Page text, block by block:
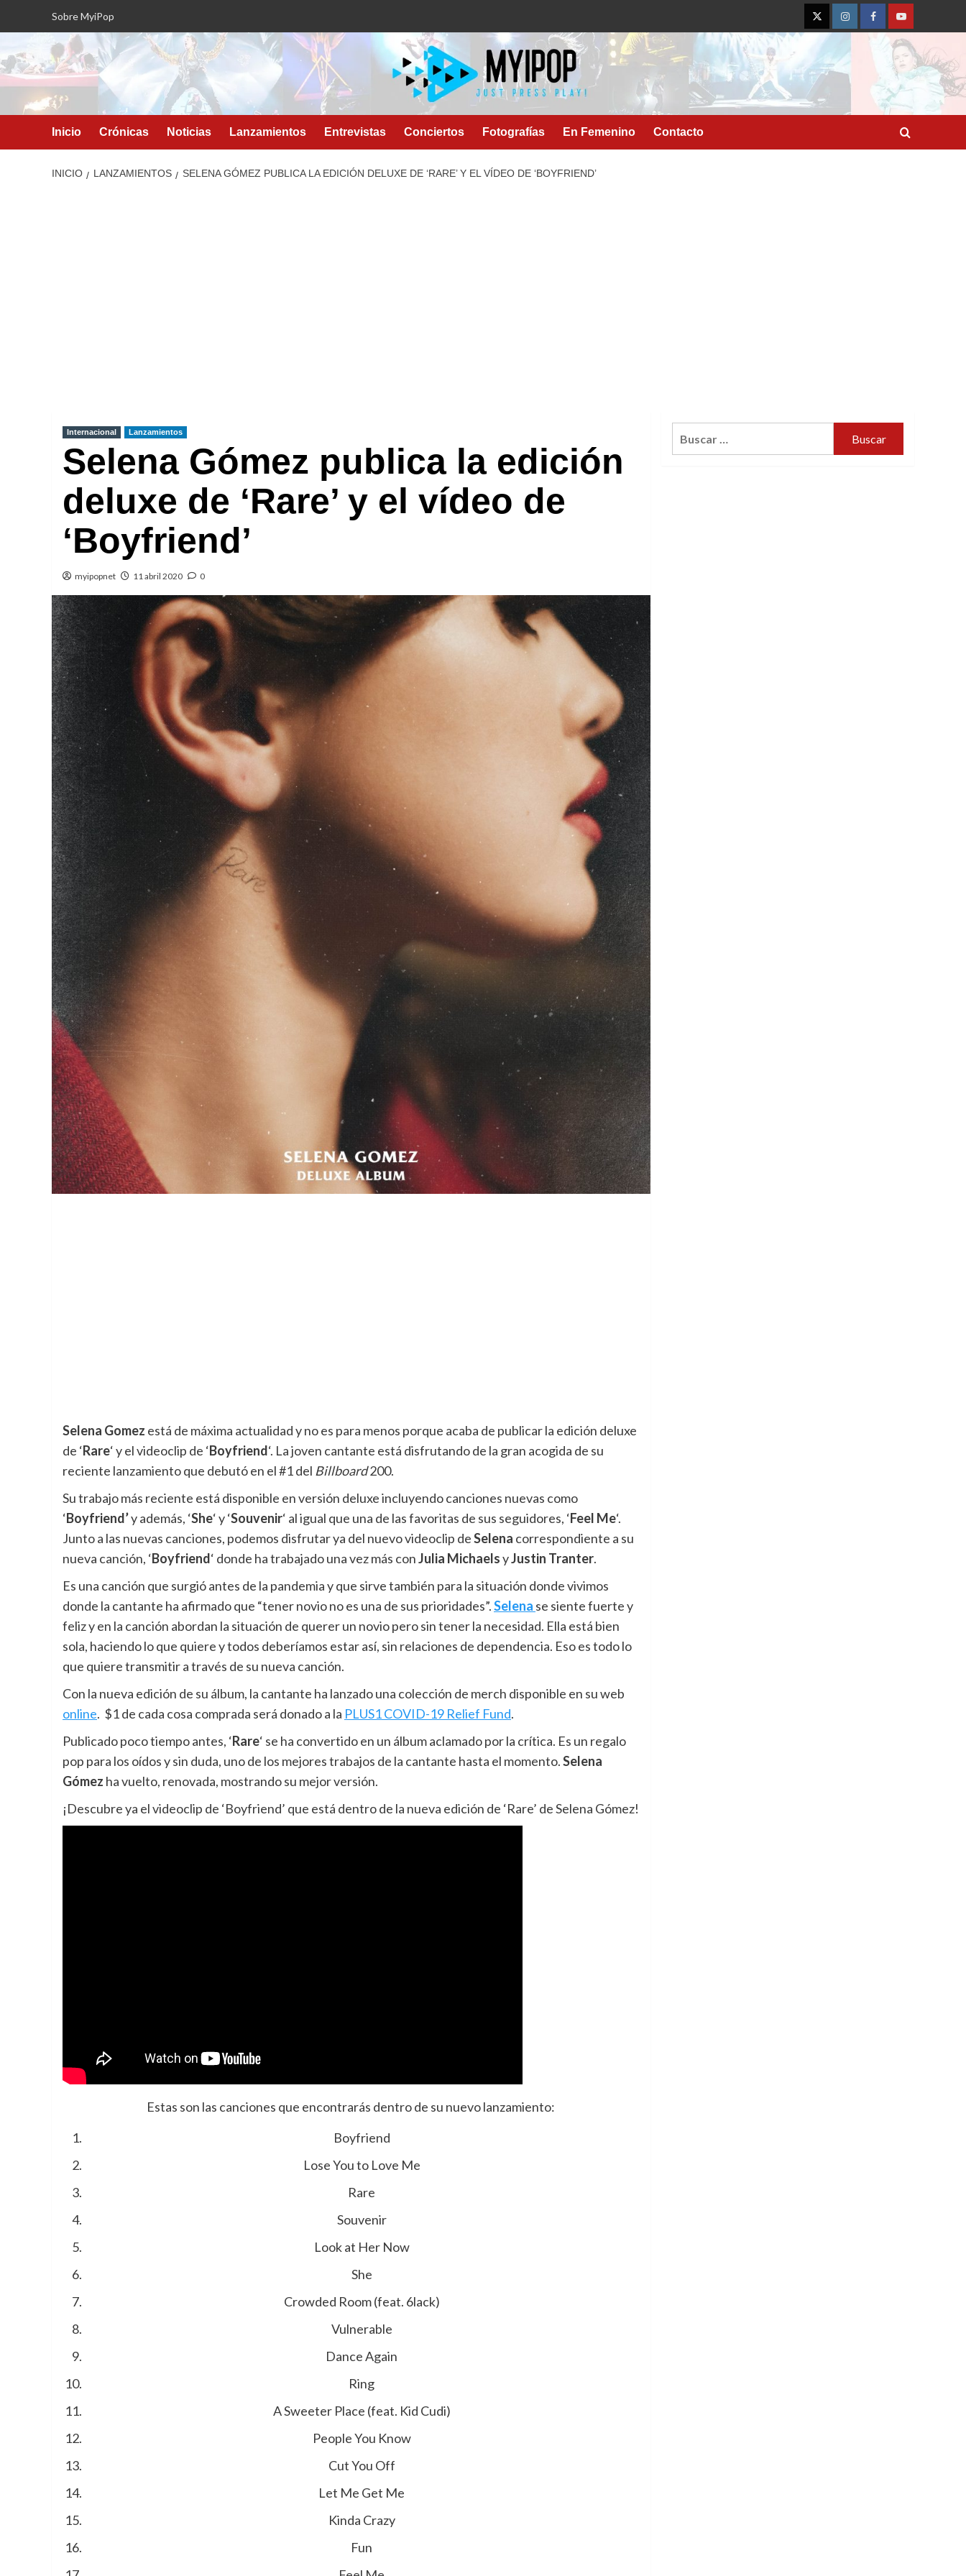
Sobre MyiPop
TwitterInstagramFacebookYouTube
Inicio Crónicas Noticias Lanzamientos Entrevistas Conciertos Fotografías En Femenino Contacto
INICIO LANZAMIENTOS SELENA GÓMEZ PUBLICA LA EDICIÓN DELUXE DE ‘RARE’ Y EL VÍDEO DE ‘BOYFRIEND’
Internacional Lanzamientos
Selena Gómez publica la edición
deluxe de ‘Rare’ y el vídeo de
‘Boyfriend’
myipopnet 11 abril 2020 0
Selena Gomez está de máxima actualidad y no es para menos porque acaba de publicar la edición deluxe
de ‘Rare‘ y el videoclip de ‘Boyfriend‘. La joven cantante está disfrutando de la gran acogida de su
reciente lanzamiento que debutó en el #1 del Billboard200.
Su trabajo más reciente está disponible en versión deluxe incluyendo canciones nuevas como
‘Boyfriend’y además, ‘She‘ y ‘Souvenir‘ al igual que una de las favoritas de sus seguidores, ‘Feel Me‘.
Junto a las nuevas canciones, podemos disfrutar ya del nuevo videoclip deSelena correspondiente a su
nueva canción, ‘Boyfriend‘ donde ha trabajado una vez más conJulia MichaelsyJustin Tranter.
Es una canción que surgió antes de la pandemia y que sirve también para la situación donde vivimos
donde la cantante ha afirmado que “tener novio no es una de sus prioridades”.Selena se siente fuerte y
feliz y en la canción abordan la situación de querer un novio pero sin tener la necesidad. Ella está bien
sola, haciendo lo que quiere y todos deberíamos estar así, sin relaciones de dependencia. Eso es todo lo
que quiere transmitir a través de su nueva canción.
Con la nueva edición de su álbum, la cantante ha lanzado una colección de merch disponible en su web
online. $1 de cada cosa comprada será donado a la PLUS1 COVID-19 Relief Fund.
Publicado poco tiempo antes, ‘Rare‘ se ha convertido en un álbum aclamado por la crítica. Es un regalo
pop para los oídos y sin duda, uno de los mejores trabajos de la cantante hasta el momento.Selena
Gómez ha vuelto, renovada, mostrando su mejor versión.
¡Descubre ya el videoclip de ‘Boyfriend’ que está dentro de la nueva edición de ‘Rare’ de Selena Gómez!
Estas son las canciones que encontrarás dentro de su nuevo lanzamiento:
Boyfriend
Lose You to Love Me
Rare
Souvenir
Look at Her Now
She
Crowded Room (feat. 6lack)
Vulnerable
Dance Again
Ring
A Sweeter Place (feat. Kid Cudi)
People You Know
Cut You Off
Let Me Get Me
Kinda Crazy
Fun